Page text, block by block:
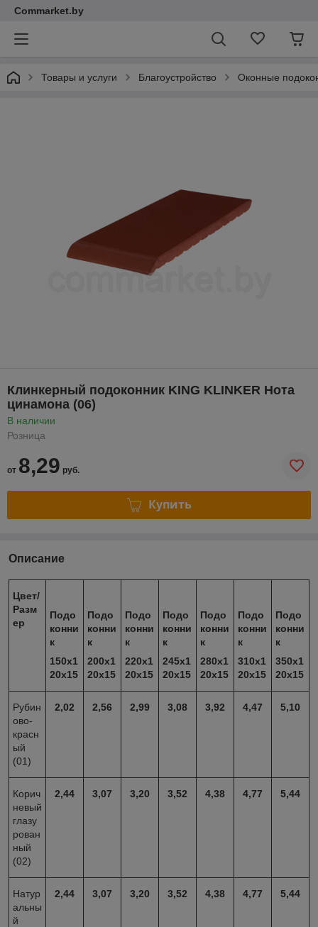
Commarket.by
Товары и услуги Благоустройство Оконные
Клинкерный подоконник KING KLINKER Нота
цинамона (06)
В наличии
Розница
от 8,29 руб.
Купить
Описание
Цвет/
Разм
ер
Подо
конни
к
150x1
20x15
Подо
конни
к
200x1
20x15
Подо
конни
к
220x1
20x15
Подо
конни
к
245x1
20x15
Подо
конни
к
280x1
20x15
Подо
конни
к
310x1
20x15
Подо
конни
к
350x1
20x15
Рубин
ово-
красн
ый
(01)
2,02 2,56 2,99 3,08 3,92 4,47 5,10
Корич
невый
глазу
рован
ный
(02)
2,44 3,07 3,20 3,52 4,38 4,77 5,44
Натур
альны
й
2,44 3,07 3,20 3,52 4,38 4,77 5,44